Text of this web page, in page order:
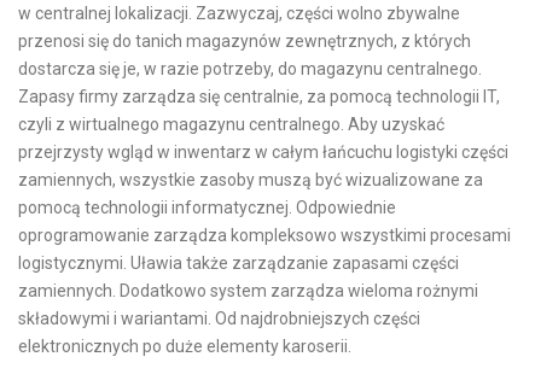
w centralnej lokalizacji. Zazwyczaj, części wolno zbywalne
przenosi się do tanich magazynów zewnętrznych, z których
dostarcza się je, w razie potrzeby, do magazynu centralnego.
Zapasy firmy zarządza się centralnie, za pomocą technologii IT,
czyli z wirtualnego magazynu centralnego. Aby uzyskać
przejrzysty wgląd w inwentarz w całym łańcuchu logistyki części
zamiennych, wszystkie zasoby muszą być wizualizowane za
pomocą technologii informatycznej. Odpowiednie
oprogramowanie zarządza kompleksowo wszystkimi procesami
logistycznymi. Uławia także zarządzanie zapasami części
zamiennych. Dodatkowo system zarządza wieloma rożnymi
składowymi i wariantami. Od najdrobniejszych części
elektronicznych po duże elementy karoserii.